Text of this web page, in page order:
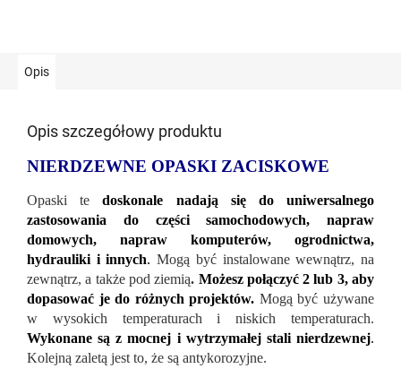
Opis
Opis szczegółowy produktu
NIERDZEWNE OPASKI ZACISKOWE
Opaski te
doskonale nadają się do uniwersalnego
zastosowania do części samochodowych, napraw
domowych, napraw komputerów, ogrodnictwa,
hydrauliki i innych. Mogą być instalowane wewnątrz, na
zewnątrz, a także pod ziemią. Możesz połączyć 2 lub 3, aby
dopasować je do różnych projektów. Mogą być używane
w wysokich temperaturach i niskich temperaturach.
Wykonane są z mocnej i wytrzymałej stali nierdzewnej.
Kolejną zaletą jest to, że są antykorozyjne.